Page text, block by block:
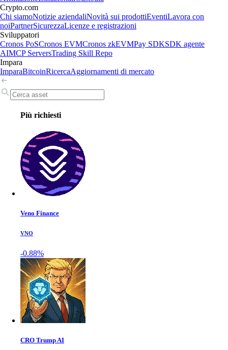
Crypto.com
Chi siamoNotizie aziendaliNovità sui prodottiEventiLavora con
noiPartnerSicurezzaLicenze e registrazioni
Sviluppatori
Cronos PoSCronos EVMCronos zkEVMPay SDKSDK agente
AIMCP ServersTrading Skill Repo
Impara
ImparaBitcoinRicercaAggiornamenti di mercato
Più richiesti
Veno Finance
VNO
-0.88%
CRO Trump AI